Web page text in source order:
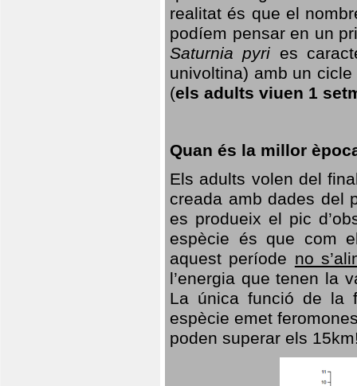
realitat és que el
podíem pensar en un
Saturnia pyri es
univoltina) amb un
(els adults viuen 1
Quan és la millor
Els adults volen del
creada amb dades del
es produeix el pic
espècie és que com
aquest període no
l’energia que tenen la
La única funció de la
espècie emet
poden superar els